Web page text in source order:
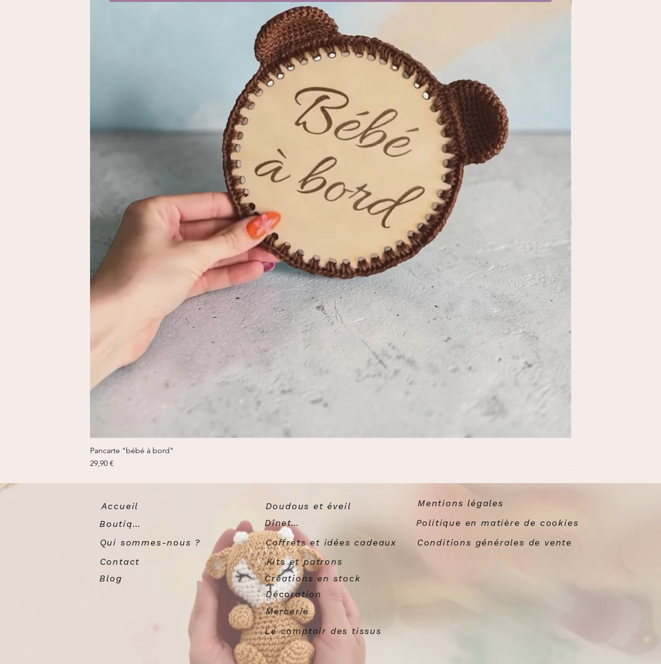
Pancarte "bébé à bord"
Prix
29,90 € 21,00 €
Accueil
Boutique
Qui sommes-nous ?
Contact
Blog
Doudous et éveil
Dînette
Coffrets et idées cadeaux
Kits et patrons
Créations en stock
Mercerie
Décoration
Mentions légales
Politique en matière de cookies
Conditions générales de vente
Le comptoir des tissus